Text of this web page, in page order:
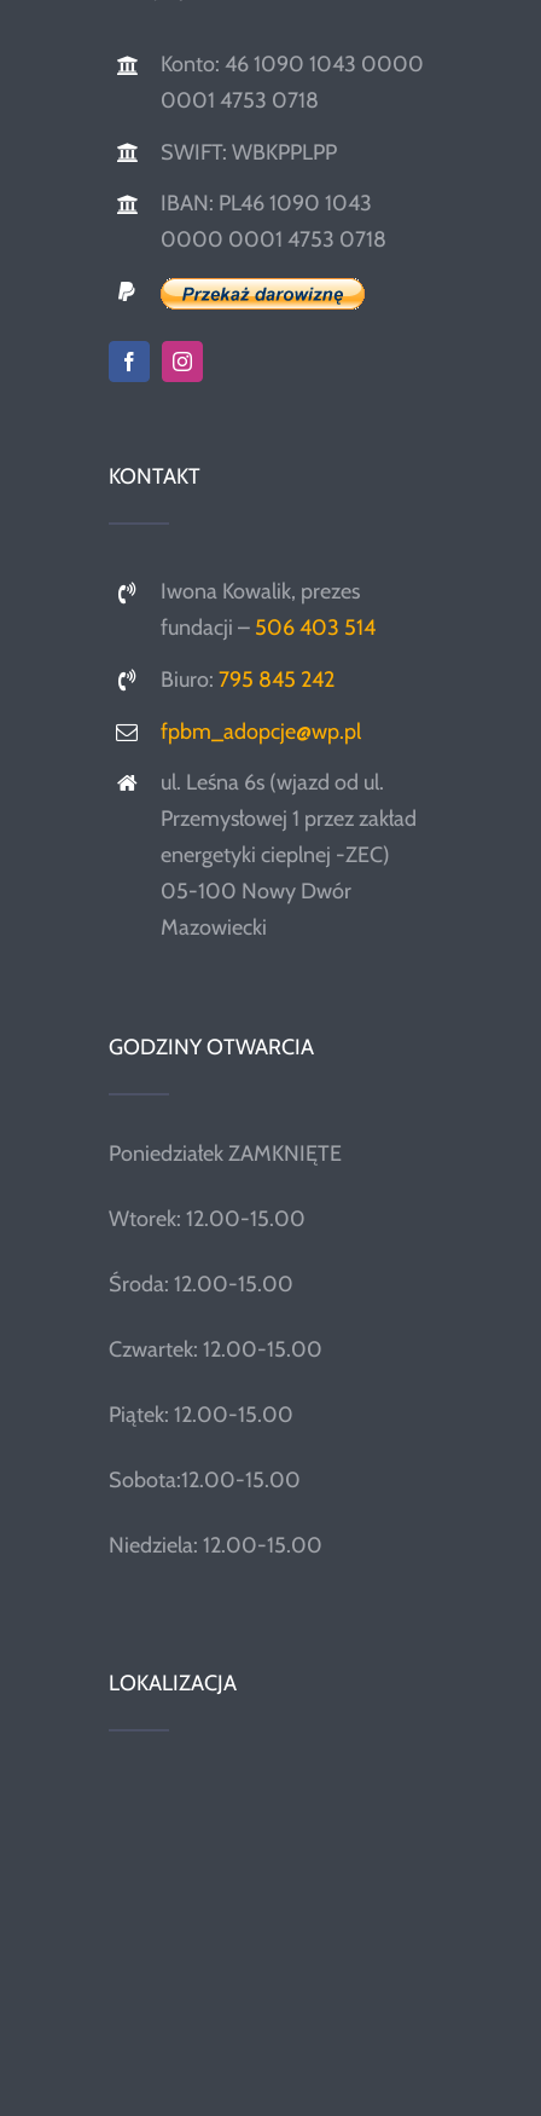
Konto: 46 1090 1043 0000
0001 4753 0718
SWIFT: WBKPPLPP
IBAN: PL46 1090 1043
0000 0001 4753 0718
KONTAKT
Iwona Kowalik, prezes
fundacji – 506 403 514
Biuro:795 845 242
fpbm_adopcje@wp.pl
ul. Leśna 6s (wjazd od ul.
Przemysłowej 1 przez zakład
energetyki cieplnej -ZEC)
05-100 Nowy Dwór
Mazowiecki
GODZINY OTWARCIA
Poniedziałek ZAMKNIĘTE
Wtorek: 12.00-15.00
Środa: 12.00-15.00
Czwartek: 12.00-15.00
Piątek: 12.00-15.00
Sobota:12.00-15.00
Niedziela: 12.00-15.00
LOKALIZACJA